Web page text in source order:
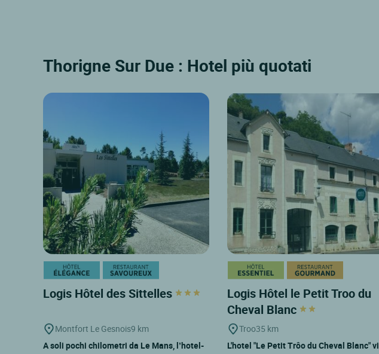
Thorigne Sur Due : Hotel più quotati
Logis Hôtel des Sittelles
Montfort Le Gesnois9 km
A soli pochi chilometri da Le Mans, l’hotel-
Logis Hôtel le Petit Troo du
Cheval Blanc
Troo35 km
L'hotel "Le Petit Trôo du Cheval Blanc" vi